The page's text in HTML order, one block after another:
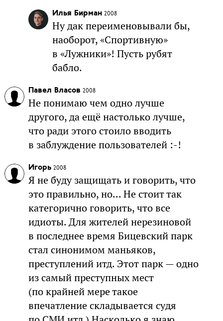
Илья Бирман 2008
Ну дак переименовывали бы,
наоборот, «Спортивную»
в «Лужники»! Пусть рубят
бабло.
Павел Власов 2008
Не понимаю чем одно лучше
другого, да ещё настолько лучше,
что ради этого стоило вводить
в заблуждение пользователей :-!
Игорь 2008
Я не буду защищать и говорить, что
это правильно, но... Не стоит так
категорично говорить, что все
идиоты. Для жителей нерезиновой
в последнее время Бицевский парк
стал синонимом маньяков,
преступлений итд. Этот парк — одно
из самый преступных мест
(по крайней мере такое
впечатление складывается судя